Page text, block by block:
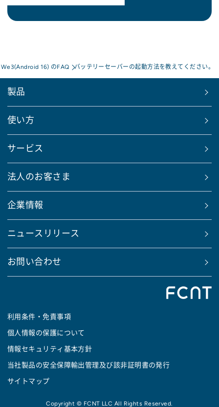
16) のFAQ バッテリーセーバーの起動方法を教えてください。
製品
使い方
サービス
法人のお客さま
企業情報
ニュースリリース
お問い合わせ
利用条件・免責事項
個人情報の保護について
情報セキュリティ基本方針
当社製品の安全保障輸出管理及び該非証明書の発行
サイトマップ
Copyright © FCNT LLC All Rights Reserved.